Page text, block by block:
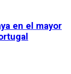
en el mayor